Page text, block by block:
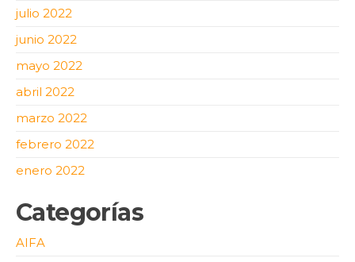
julio 2022
junio 2022
mayo 2022
abril 2022
marzo 2022
febrero 2022
enero 2022
Categorías
AIFA